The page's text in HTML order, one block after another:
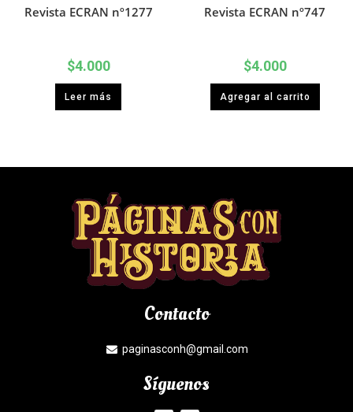
Revista ECRAN nº1277
$4.000
Leer más
Revista ECRAN nº747
$4.000
Agregar al carrito
Contacto
paginasconh@gmail.com
Síguenos